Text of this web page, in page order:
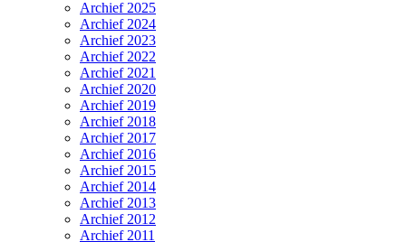
Archief 2025
Archief 2024
Archief 2023
Archief 2022
Archief 2021
Archief 2020
Archief 2019
Archief 2018
Archief 2017
Archief 2016
Archief 2015
Archief 2014
Archief 2013
Archief 2012
Archief 2011